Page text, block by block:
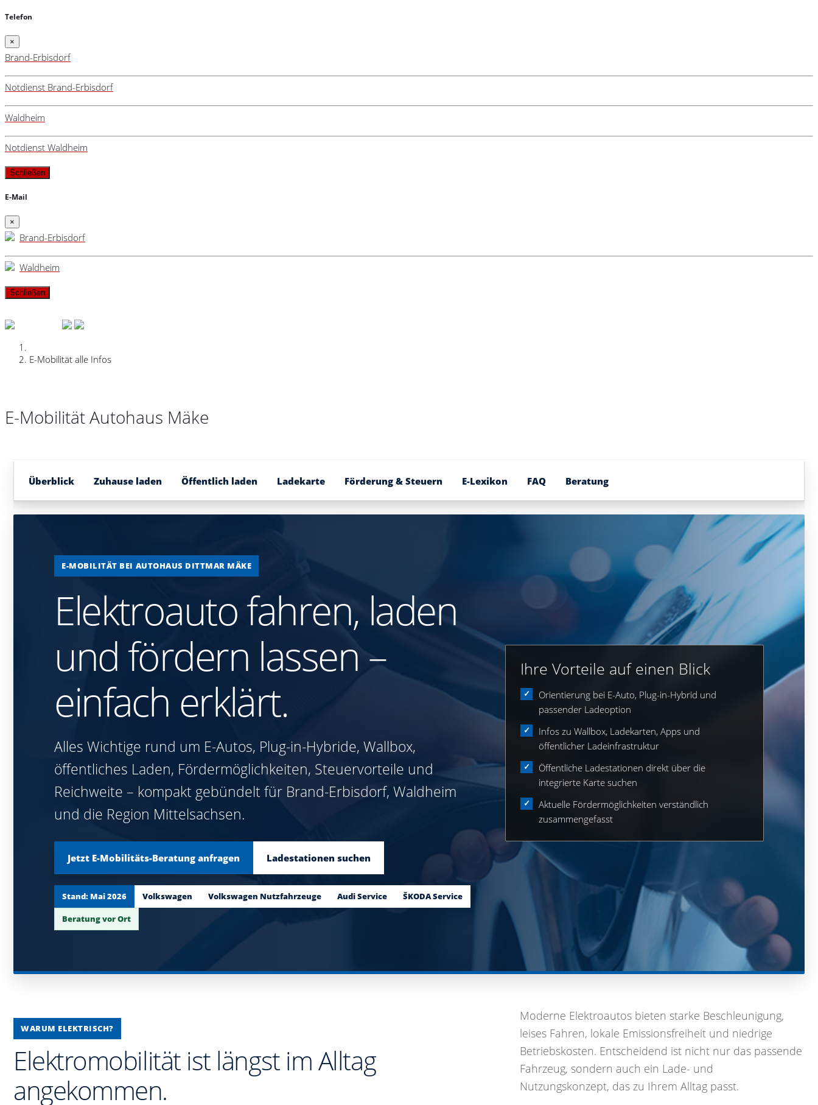
Telefon
×
Brand-Erbisdorf
Notdienst Brand-Erbisdorf
Waldheim
Notdienst Waldheim
Schließen
E-Mail
×
Brand-Erbisdorf
Waldheim
Schließen
E-Mobilität alle Infos
E-Mobilität Autohaus Mäke
Überblick Zuhause laden Öffentlich laden Ladekarte Förderung & Steuern E-Lexikon FAQ Beratung
E-MOBILITÄT BEI AUTOHAUS DITTMAR MÄKE
Elektroauto fahren, laden
und fördern lassen –
einfach erklärt.
Alles Wichtige rund um E-Autos, Plug-in-Hybride, Wallbox,
öffentliches Laden, Fördermöglichkeiten, Steuervorteile und
Reichweite – kompakt gebündelt für Brand-Erbisdorf, Waldheim
und die Region Mittelsachsen.
Jetzt E-Mobilitäts-Beratung anfragen Ladestationen suchen
Stand: Mai 2026 Volkswagen Volkswagen Nutzfahrzeuge Audi Service ŠKODA Service
Beratung vor Ort
Ihre Vorteile auf einen Blick
Orientierung bei E-Auto, Plug-in-Hybrid und
passender Ladeoption
Infos zu Wallbox, Ladekarten, Apps und
öffentlicher Ladeinfrastruktur
Öffentliche Ladestationen direkt über die
integrierte Karte suchen
Aktuelle Fördermöglichkeiten verständlich
zusammengefasst
WARUM ELEKTRISCH?
Elektromobilität ist längst im Alltag
angekommen.
Moderne Elektroautos bieten starke Beschleunigung,
leises Fahren, lokale Emissionsfreiheit und niedrige
Betriebskosten. Entscheidend ist nicht nur das passende
Fahrzeug, sondern auch ein Lade- und
Nutzungskonzept, das zu Ihrem Alltag passt.